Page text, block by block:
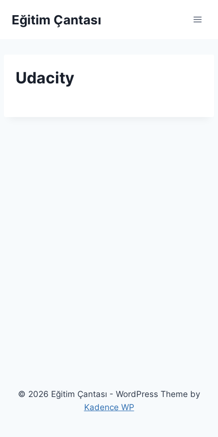
Eğitim Çantası
Udacity
© 2026 Eğitim Çantası - WordPress Theme by
Kadence WP